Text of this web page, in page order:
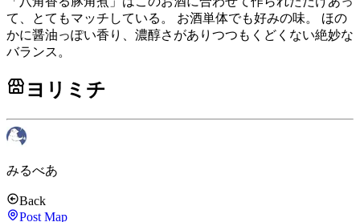
て、とてもマッチしている。 お酒単体でも好みの味。 ほの
かに醤油っぽい香り、濃醇さがありつつもくどくない絶妙な
バランス。
ヨリミチ
みるべあ
Back
Post Map